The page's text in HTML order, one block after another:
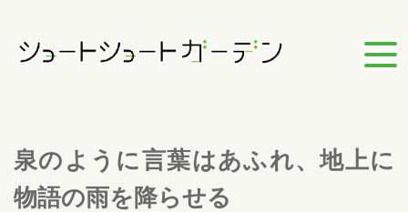
泉のように言葉はあふれ、地上に
物語の雨を降らせる